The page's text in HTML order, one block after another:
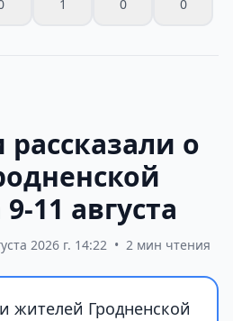
1 0 0
о
11 августа
2026 г. 14:22 • 2 мин чтения
жителей Гродненской